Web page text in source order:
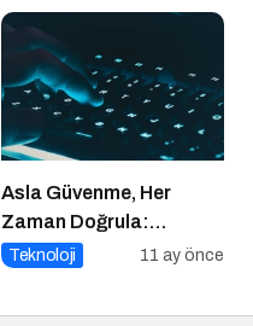
Asla Güvenme, Her
Zaman Doğrula:
Şirketler İçin Parola
Teknoloji 11 ay önce